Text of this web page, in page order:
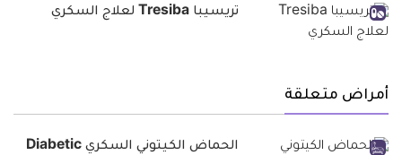
تريسيبا Tresiba لعلاج السكري
أمراض متعلقة
الحماض الكيتوني السكري Diabetic